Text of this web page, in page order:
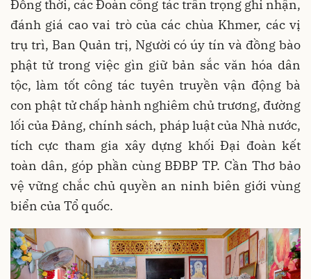
Đồng thời, các Đoàn công tác trân trọng ghi nhận,
đánh giá cao vai trò của các chùa Khmer, các vị
trụ trì, Ban Quản trị, Người có úy tín và đồng bào
phật tử trong việc gìn giữ bản sắc văn hóa dân
tộc, làm tốt công tác tuyên truyền vận động bà
con phật tử chấp hành nghiêm chủ trương, đường
lối của Đảng, chính sách, pháp luật của Nhà nước,
tích cực tham gia xây dựng khối Đại đoàn kết
toàn dân, góp phần cùng BĐBP TP. Cần Thơ bảo
vệ vững chắc chủ quyền an ninh biên giới vùng
biển của Tổ quốc.